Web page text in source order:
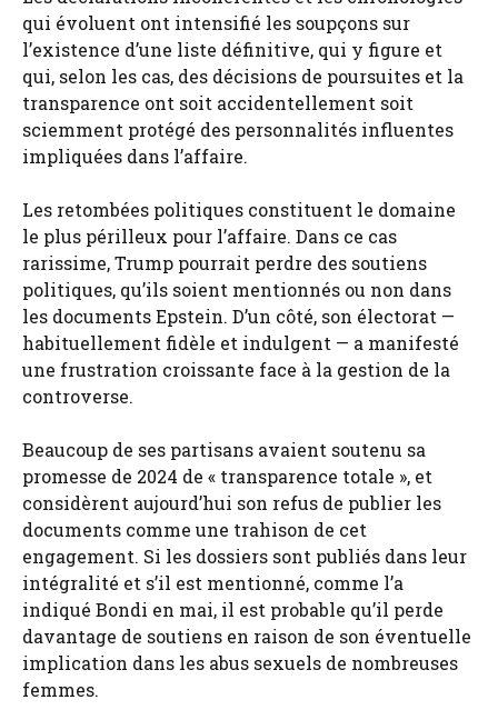
qui évoluent ont intensifié les soupçons sur
l’existence d’une liste définitive, qui y figure et
qui, selon les cas, des décisions de poursuites et la
transparence ont soit accidentellement soit
sciemment protégé des personnalités influentes
impliquées dans l’affaire.
Les retombées politiques constituent le domaine
le plus périlleux pour l’affaire. Dans ce cas
rarissime, Trump pourrait perdre des soutiens
politiques, qu’ils soient mentionnés ou non dans
les documents Epstein. D’un côté, son électorat —
habituellement fidèle et indulgent — a manifesté
une frustration croissante face à la gestion de la
controverse.
Beaucoup de ses partisans avaient soutenu sa
promesse de 2024 de « transparence totale », et
considèrent aujourd’hui son refus de publier les
documents comme une trahison de cet
engagement. Si les dossiers sont publiés dans leur
intégralité et s’il est mentionné, comme l’a
indiqué Bondi en mai, il est probable qu’il perde
davantage de soutiens en raison de son éventuelle
implication dans les abus sexuels de nombreuses
femmes.